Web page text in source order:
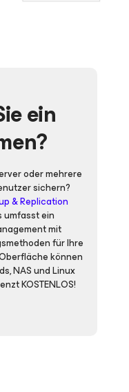
ein
oder mehrere
sichern?
& Replication
umfasst ein
mit
für Ihre
können
NAS und Linux
KOSTENLOS!